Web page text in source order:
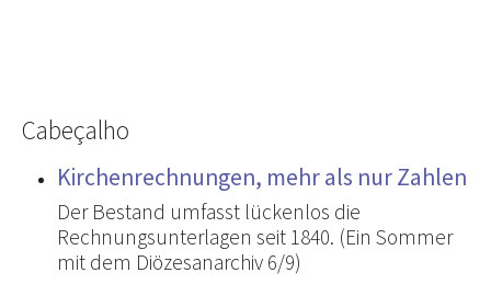
Cabeçalho
Kirchenrechnungen, mehr als nur Zahlen
Der Bestand umfasst lückenlos die
Rechnungsunterlagen seit 1840. (Ein Sommer
mit dem Diözesanarchiv 6/9)